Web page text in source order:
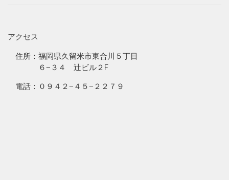
アクセス
住所：福岡県久留米市東合川５丁目
６−３４ 辻ビル２F
電話：０９４２−４５−２２７９